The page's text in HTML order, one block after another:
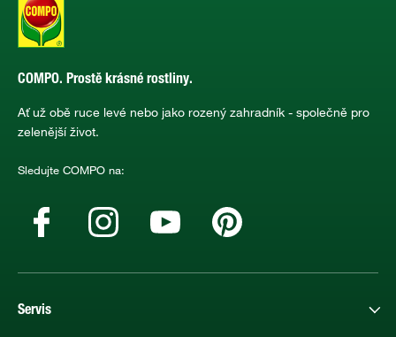
COMPO. Prostě krásné rostliny.
Ať už obě ruce levé nebo jako rozený zahradník - společně pro
zelenější život.
Sledujte COMPO na:
Servis